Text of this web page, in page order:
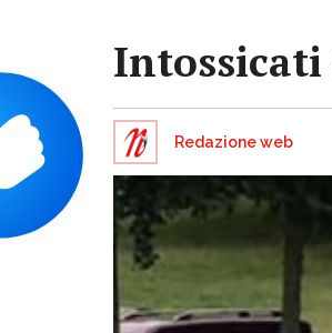
Intossicati
Redazione web